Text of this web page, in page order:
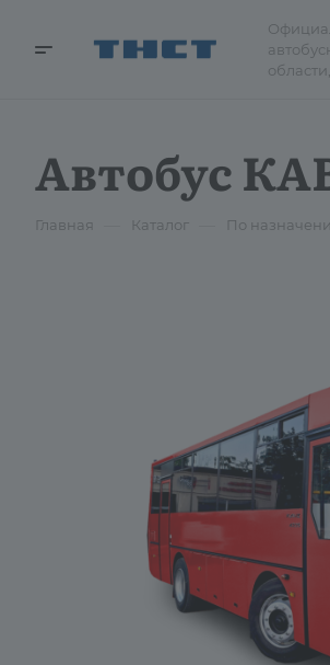
Автобус
Главная Каталог По